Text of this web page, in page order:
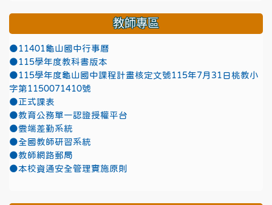
教師專區
●11401龜山國中行事曆
●115學年度教科書版本
●115學年度龜山國中課程計畫核定文號115年7月31日桃教小
字第1150071410號
●正式課表
●教育公務單一認證授權平台
●雲端差勤系統
●全國教師研習系統
●教師網路郵局
●本校資通安全管理實施原則